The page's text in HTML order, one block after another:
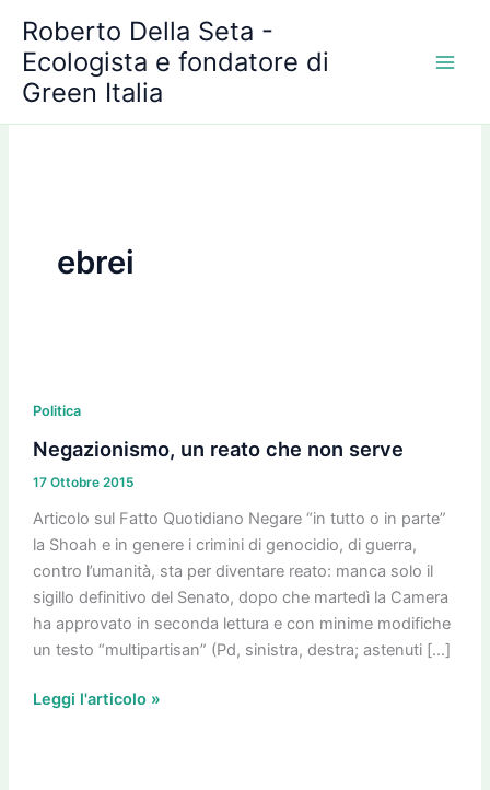
contenuto
Roberto Della Seta -
Ecologista e fondatore di
Green Italia
ebrei
Politica
Negazionismo, un reato che non serve
17 Ottobre 2015
Articolo sul Fatto Quotidiano Negare “in tutto o in parte”
la Shoah e in genere i crimini di genocidio, di guerra,
contro l’umanità, sta per diventare reato: manca solo il
sigillo definitivo del Senato, dopo che martedì la Camera
ha approvato in seconda lettura e con minime modifiche
un testo “multipartisan” (Pd, sinistra, destra; astenuti […]
un
reato
che
non
serve
Leggi l'articolo »
r
c
h